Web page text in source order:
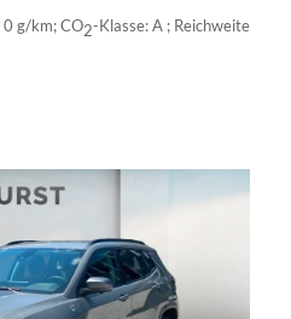
0 g/km;CO2-Klasse:A ; Reichweite